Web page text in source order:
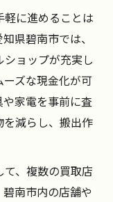
に進めることは
県碧南市では、
ョップが充実し
ズな現金化が可
家電を事前に査
減らし、搬出作
て、複数の買取店
南市内の店舗や